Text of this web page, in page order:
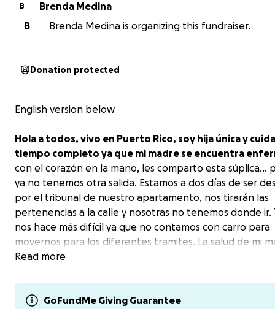
B
Brenda Medina
B
Brenda Medina is organizing this fundraiser.
Donation protected
English version below
Hola a todos, vivo en Puerto Rico, soy hija única y
tiempo completo ya que mi madre se encuentra
con el corazón en la mano, les comparto esta súplica…
ya no tenemos otra salida. Estamos a dos días de ser
por el tribunal de nuestro apartamento, nos tirarán las
pertenencias a la calle y nosotras no tenemos donde ir.
nos hace más difícil ya que no contamos con carro para
movernos para los diferentes tramites. La salud de mi
deteriora cada día más. Desde que mi papá murió de
abuelita también ha fallecido de cancer. Por todo esto
emocional ha colapsado. Muchas veces me dice que ya
Read more
GoFundMe Giving Guarantee